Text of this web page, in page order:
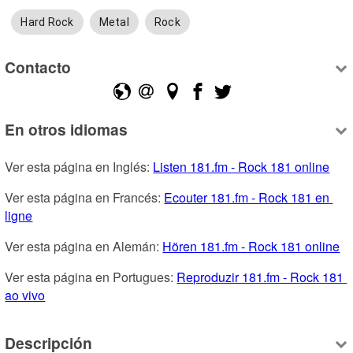
Hard Rock Metal Rock
Contacto
En otros idiomas
Ver esta página en Inglés: Listen 181.fm - Rock 181 online
Ver esta página en Francés: Ecouter 181.fm - Rock 181 en
ligne
Ver esta página en Alemán: Hören 181.fm - Rock 181 online
Ver esta página en Portugues: Reproduzir 181.fm - Rock 181
ao vivo
Descripción